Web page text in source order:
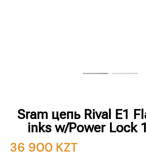
Sram цепь Rival E1
inks w/Power Lock
36 900 KZT